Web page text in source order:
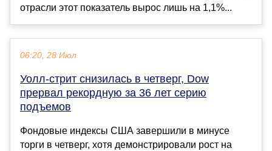
отрасли этот показатель вырос лишь на 1,1%...
06:20, 28 Июл
Уолл-стрит снизилась в четверг, Dow
прервал рекордную за 36 лет серию
подъемов
Фондовые индексы США завершили в минусе
торги в четверг, хотя демонстрировали рост на